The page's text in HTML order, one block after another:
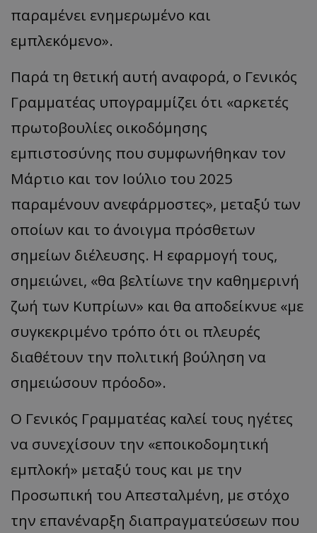
παραμένει ενημερωμένο και
εμπλεκόμενο».
Παρά τη θετική αυτή αναφορά, ο Γενικός
Γραμματέας υπογραμμίζει ότι «αρκετές
πρωτοβουλίες οικοδόμησης
εμπιστοσύνης που συμφωνήθηκαν τον
Μάρτιο και τον Ιούλιο του 2025
παραμένουν ανεφάρμοστες», μεταξύ των
οποίων και το άνοιγμα πρόσθετων
σημείων διέλευσης. Η εφαρμογή τους,
σημειώνει, «θα βελτίωνε την καθημερινή
ζωή των Κυπρίων» και θα αποδείκνυε «με
συγκεκριμένο τρόπο ότι οι πλευρές
διαθέτουν την πολιτική βούληση να
σημειώσουν πρόοδο».
Ο Γενικός Γραμματέας καλεί τους ηγέτες
να συνεχίσουν την «εποικοδομητική
εμπλοκή» μεταξύ τους και με την
Προσωπική του Απεσταλμένη, με στόχο
την επανέναρξη διαπραγματεύσεων που